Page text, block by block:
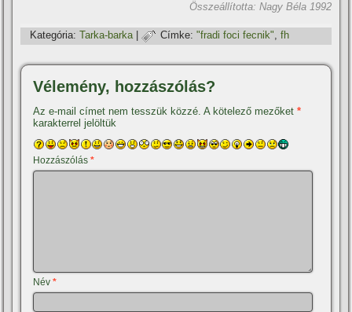
Összeállí­totta: Nagy Béla 1992
Kategória: Tarka-barka| Címke: "fradi foci fecnik",fh
Vélemény, hozzászólás?
Az e-mail címet nem tesszük közzé. A kötelező mezőket*
karakterrel jelöltük
Hozzászólás*
Név*